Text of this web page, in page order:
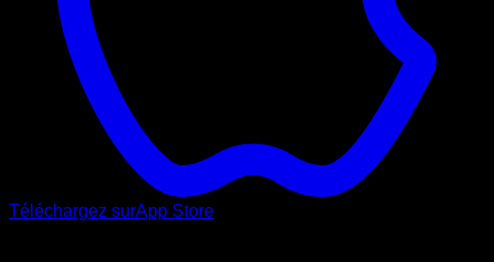
Téléchargez surApp Store